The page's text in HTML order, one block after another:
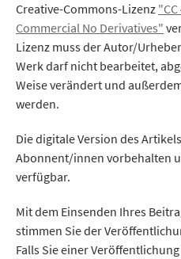
Creative-Commons-Lizenz
Commercial No Derivatives"
Lizenz muss der Autor/
Werk darf nicht bearbeitet,
Weise verändert und
werden.
Die digitale Version des
Abonnent/innen vorbehalten
verfügbar.
Mit dem Einsenden Ihres
stimmen Sie der
Falls Sie einer